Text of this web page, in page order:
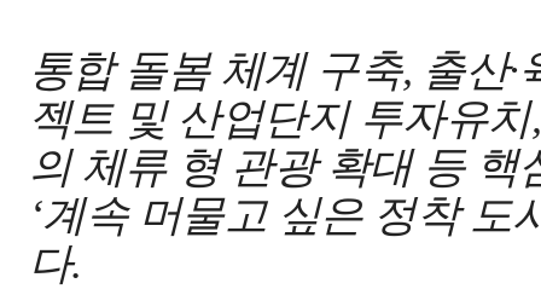
통합 돌봄 체계 구축, 출산·
젝트 및 산업단지 투자유치
의 체류 형 관광 확대 등
‘계속 머물고 싶은 정착 도
다.